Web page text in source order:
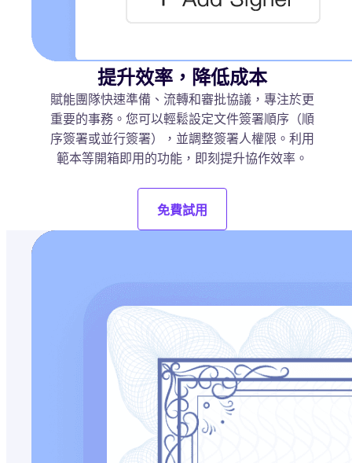
提升效率，降低成本
賦能團隊快速準備、流轉和審批協議，專注於更
重要的事務。您可以輕鬆設定文件簽署順序（順
序簽署或並行簽署），並調整簽署人權限。利用
範本等開箱即用的功能，即刻提升協作效率。
免費試用